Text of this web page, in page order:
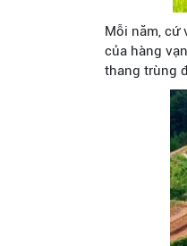
Mỗi năm, cứ
của hàng
thang trùng